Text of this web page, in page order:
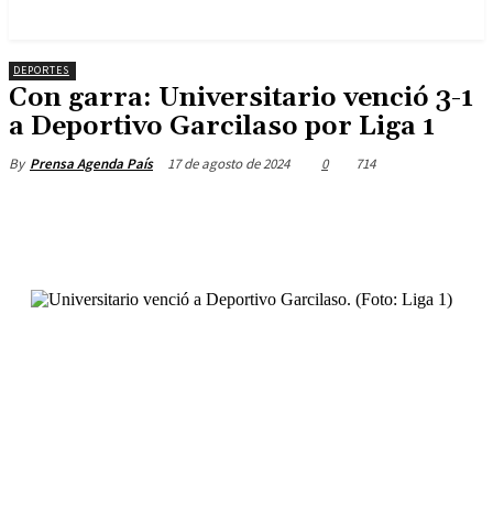
DEPORTES
Con garra: Universitario venció 3-1
a Deportivo Garcilaso por Liga 1
By Prensa Agenda País 17 de agosto de 2024 0 714